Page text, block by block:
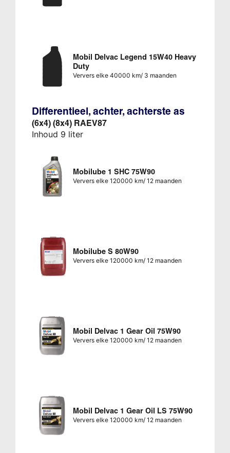
Mobil Delvac Legend 15W40 Heavy
Duty
Ververs elke 40000 km/ 3 maanden
Differentieel, achter, achterste as
(6x4) (8x4) RAEV87
Inhoud 9 liter
Mobilube 1 SHC 75W90
Ververs elke 120000 km/ 12 maanden
Mobilube S 80W90
Ververs elke 120000 km/ 12 maanden
Mobil Delvac 1 Gear Oil 75W90
Ververs elke 120000 km/ 12 maanden
Mobil Delvac 1 Gear Oil LS 75W90
Ververs elke 120000 km/ 12 maanden